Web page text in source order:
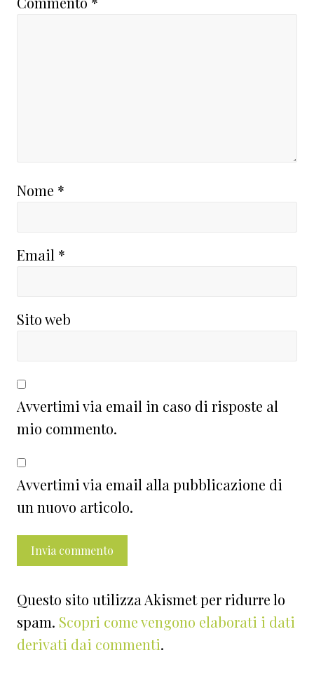
Nome *
Email *
Sito web
Avvertimi via email in caso di risposte al
mio commento.
Avvertimi via email alla pubblicazione di
un nuovo articolo.
Questo sito utilizza Akismet per ridurre lo
spam. Scopri come vengono elaborati i dati
derivati dai commenti.